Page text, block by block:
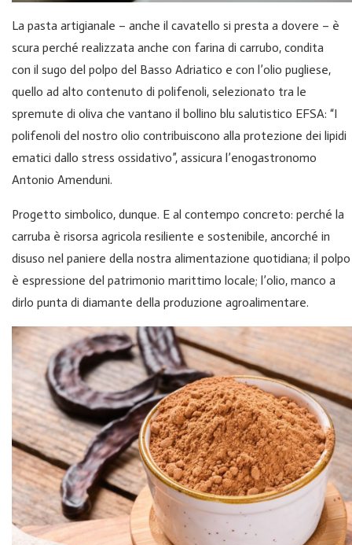
La pasta artigianale – anche il cavatello si presta a dovere – è
scura perché realizzata anche con farina di carrubo, condita
con il sugo del polpo del Basso Adriatico e con l’olio pugliese,
quello ad alto contenuto di polifenoli, selezionato tra le
spremute di oliva che vantano il bollino blu salutistico EFSA: “I
polifenoli del nostro olio contribuiscono alla protezione dei lipidi
ematici dallo stress ossidativo”, assicura l’enogastronomo
Antonio Amenduni.
Progetto simbolico, dunque. E al contempo concreto: perché la
carruba è risorsa agricola resiliente e sostenibile, ancorché in
disuso nel paniere della nostra alimentazione quotidiana; il polpo
è espressione del patrimonio marittimo locale; l’olio, manco a
dirlo punta di diamante della produzione agroalimentare.